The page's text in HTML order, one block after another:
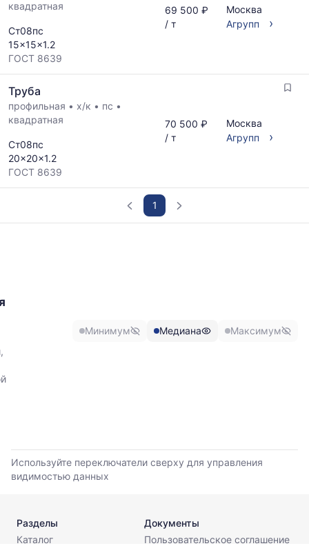
квадратная
Ст08пс
15x15x1.2
ГОСТ 8639
69 500 ₽
/ т
Москва
Агрупп
›
Труба
профильная • х/к • пс •
квадратная
Ст08пс
20x20x1.2
ГОСТ 8639
70 500 ₽
/ т
Москва
Агрупп
›
1
6
месяцев.
Используйте
тренд
Минимум Медиана Максимум
Используйте переключатели сверху для управления
видимостью данных
Разделы
Каталог
Документы
Пользовательское соглашение